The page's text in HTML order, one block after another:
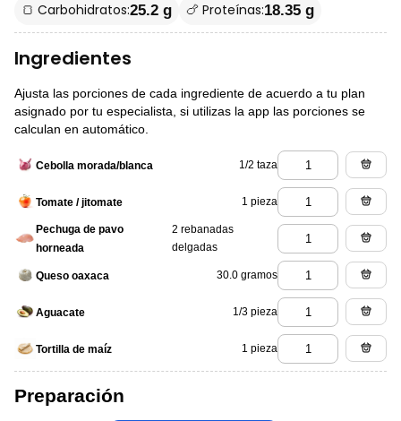
🍞 Carbohidratos:25.2 g 🍗 Proteínas:18.35 g
Ingredientes
Ajusta las porciones de cada ingrediente de acuerdo a tu plan
asignado por tu especialista, si utilizas la app las porciones se
calculan en automático.
Cebolla morada/blanca 1/2 taza
Tomate / jitomate 1 pieza
Pechuga de pavo
horneada
2 rebanadas
delgadas
Queso oaxaca 30.0 gramos
Aguacate 1/3 pieza
Tortilla de maíz 1 pieza
Preparación